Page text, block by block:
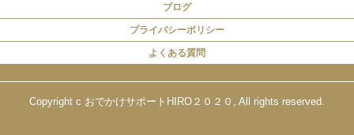
ブログ
プライバシーポリシー
よくある質問
Copyright c おでかけサポートHIRO２０２０, All rights reserved.